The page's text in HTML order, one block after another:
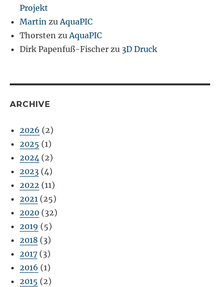
Projekt
Martin zuAquaPIC
Thorsten zuAquaPIC
Dirk Papenfuß-Fischer zu 3D Druck
ARCHIVE
2026 (2)
2025 (1)
2024 (2)
2023 (4)
2022 (11)
2021 (25)
2020 (32)
2019 (5)
2018 (3)
2017 (3)
2016 (1)
2015 (2)